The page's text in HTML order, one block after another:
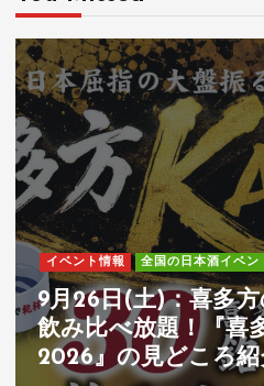
イベント情報 全国の日本酒イベン
9月26日(土)：喜多
飲み比べ放題！『喜
2026』の見どころ紹